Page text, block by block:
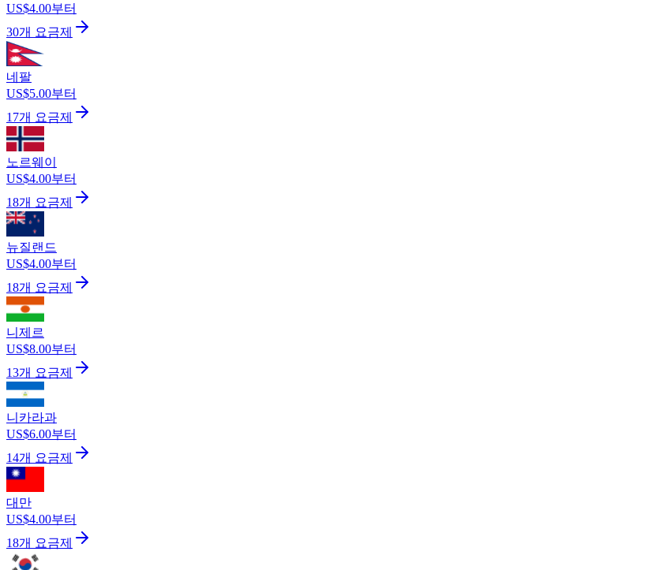
US$4.00부터
30개 요금제
네팔
US$5.00부터
17개 요금제
노르웨이
US$4.00부터
18개 요금제
뉴질랜드
US$4.00부터
18개 요금제
니제르
US$8.00부터
13개 요금제
니카라과
US$6.00부터
14개 요금제
대만
US$4.00부터
18개 요금제